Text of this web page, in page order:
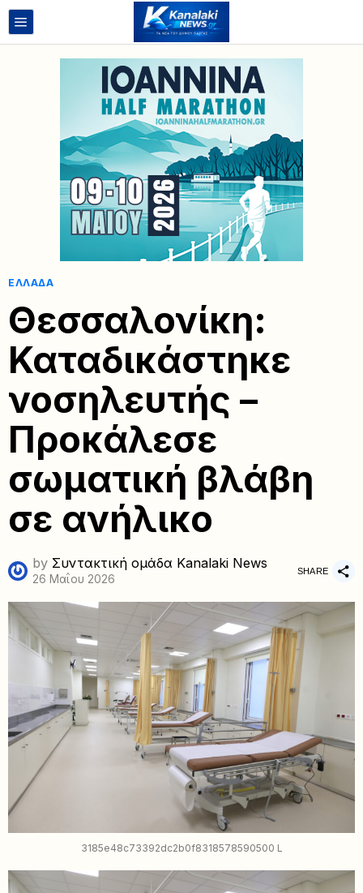
ΕΛΛΆΔΑ
Θεσσαλονίκη:
Καταδικάστηκε
νοσηλευτής –
Προκάλεσε
σωματική βλάβη
σε ανήλικο
by Συντακτική ομάδα Kanalaki News
26 Μαΐου 2026
SHARE
3185e48c73392dc2b0f8318578590500 L